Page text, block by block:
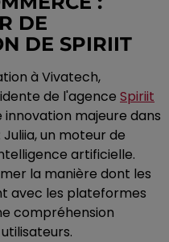
DE
DE SPIRIIT
à Vivatech,
de l'agence Spiriit
innovation majeure dans
un moteur de
artificielle.
la manière dont les
avec les plateformes
compréhension